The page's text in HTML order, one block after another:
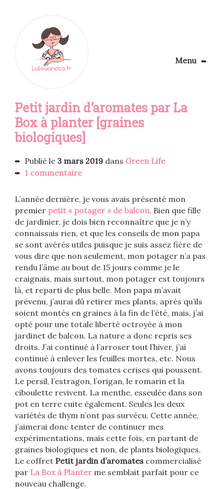
Menu
Apprendre la couture
Aménager son coin couture
Personnalisez vos tissus
Petit jardin d’aromates par La
Box à planter [graines
biologiques]
Publié le 3 mars 2019 dans Green Life
1 commentaire
L’année dernière, je vous avais présenté mon
premier petit « potager » de balcon. Bien que fille
de jardinier, je dois bien reconnaître que je n’y
connaissais rien, et que les conseils de mon papa
se sont avérés utiles puisque je suis assez fière de
vous dire que non seulement, mon potager n’a pas
rendu l’âme au bout de 15 jours comme je le
craignais, mais surtout, mon potager est toujours
là, et reparti de plus belle. Mon papa m’avait
prévenu, j’aurai dû retirer mes plants, après qu’ils
soient montés en graines à la fin de l’été, mais, j’ai
opté pour une totale liberté octroyée à mon
jardinet de balcon. La nature a donc repris ses
droits. J’ai continué à l’arroser tout l’hiver, j’ai
continué à enlever les feuilles mortes, etc. Nous
avons toujours des tomates cerises qui poussent.
Le persil, l’estragon, l’origan, le romarin et la
ciboulette revivent. La menthe, esseulée dans son
pot en terre cuite également. Seules les deux
variétés de thym n’ont pas survécu. Cette année,
j’aimerai donc tenter de continuer mes
expérimentations, mais cette fois, en partant de
graines biologiques et non, de plants biologiques.
Le coffret Petit jardin d’aromates commercialisé
par La Box à Planter me semblait parfait pour ce
nouveau challenge.